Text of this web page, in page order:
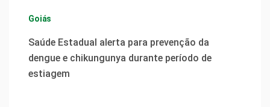
Goiás
Saúde Estadual alerta para prevenção da
dengue e chikungunya durante período de
estiagem